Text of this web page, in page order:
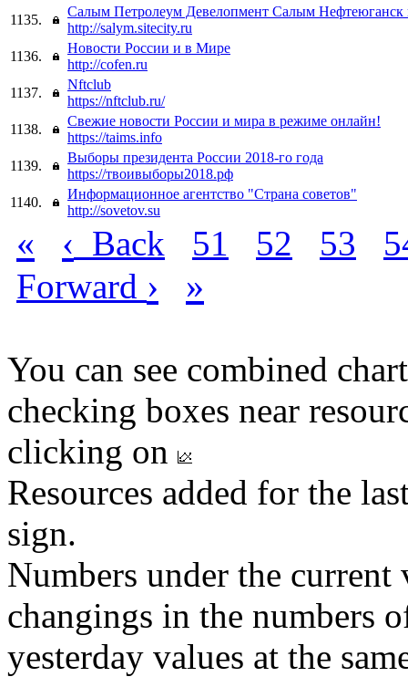
1135.
Салым Петролеум Девелопмент Салым Нефтеюганск
http://salym.sitecity.ru
1136.
Новости России и в Мире
http://cofen.ru
1137.
Nftclub
https://nftclub.ru/
1138.
Свежие новости России и мира в режиме онлайн!
https://taims.info
1139.
Выборы президента России 2018-го года
https://твоивыборы2018.рф
1140.
Информационное агентство "Страна советов"
http://sovetov.su
« ‹ Back 51 52 53
Forward › »
You can see combined
checking boxes near
clicking on
Resources added for the
sign.
Numbers under the
changings in the numbers
yesterday values at the